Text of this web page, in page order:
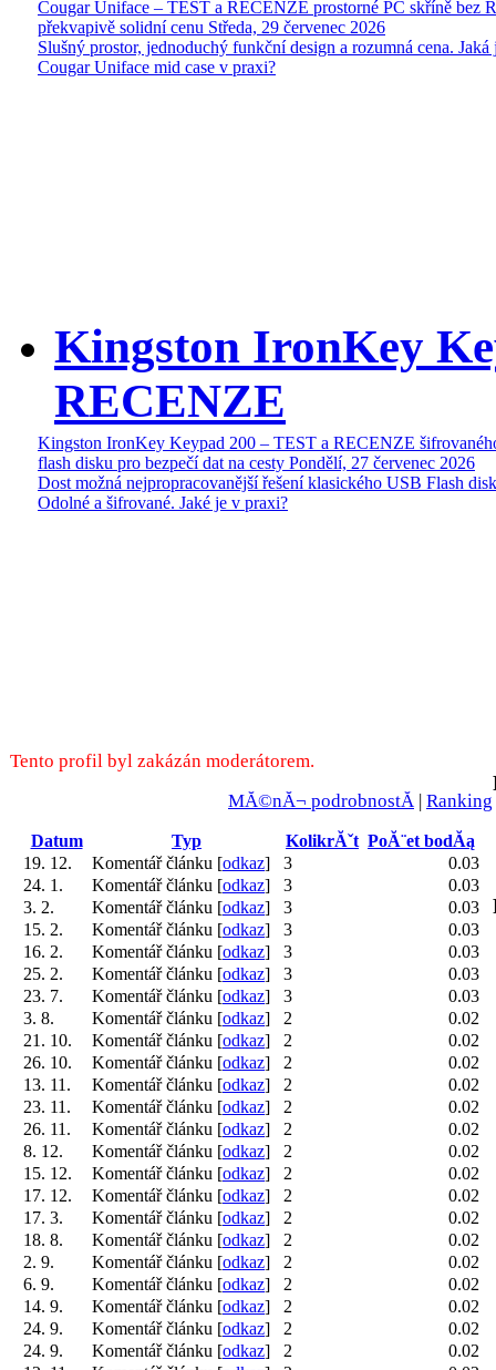
Cougar Uniface – TEST a RECENZE prostorné PC skříně bez
překvapivě solidní cenu Středa, 29 červenec 2026
Slušný prostor, jednoduchý funkční design a rozumná cena. Jaká
Cougar Uniface mid case v praxi?
Kingston IronKey
RECENZE
Kingston IronKey Keypad 200 – TEST a RECENZE
flash disku pro bezpečí dat na cesty Pondělí, 27 červenec 2026
Dost možná nejpropracovanější řešení klasického USB Flash
Odolné a šifrované. Jaké je v praxi?
Tento profil byl zakázán moderátorem.
MĂ©nĂ¬ podrobnostĂ­ | Ranking
Datum Typ KolikrĂˇt PoĂ¨et bodĂą
19. 12.
Komentář článku [odkaz] 3
0.03
24. 1.
Komentář článku [odkaz] 3
0.03
3. 2.
Komentář článku [odkaz] 3
0.03
15. 2.
Komentář článku [odkaz] 3
0.03
16. 2.
Komentář článku [odkaz] 3
0.03
25. 2.
Komentář článku [odkaz] 3
0.03
23. 7.
Komentář článku [odkaz] 3
0.03
3. 8.
Komentář článku [odkaz] 2
0.02
21. 10.
Komentář článku [odkaz] 2
0.02
26. 10.
Komentář článku [odkaz] 2
0.02
13. 11.
Komentář článku [odkaz] 2
0.02
23. 11.
Komentář článku [odkaz] 2
0.02
26. 11.
Komentář článku [odkaz] 2
0.02
8. 12.
Komentář článku [odkaz] 2
0.02
15. 12.
Komentář článku [odkaz] 2
0.02
17. 12.
Komentář článku [odkaz] 2
0.02
17. 3.
Komentář článku [odkaz] 2
0.02
18. 8.
Komentář článku [odkaz] 2
0.02
2. 9.
Komentář článku [odkaz] 2
0.02
6. 9.
Komentář článku [odkaz] 2
0.02
14. 9.
Komentář článku [odkaz] 2
0.02
24. 9.
Komentář článku [odkaz] 2
0.02
24. 9.
Komentář článku [odkaz] 2
0.02